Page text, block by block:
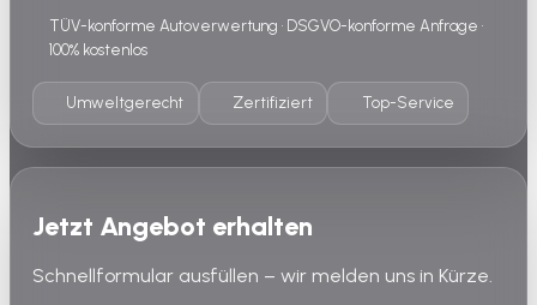
TÜV-konforme Autoverwertung • DSGVO-konforme Anfrage •
100% kostenlos
Umweltgerecht Zertifiziert Top-Service
Jetzt Angebot erhalten
Schnellformular ausfüllen – wir melden uns in Kürze.